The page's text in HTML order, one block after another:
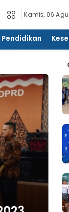
Kamis, 06 Agu
Pendidikan